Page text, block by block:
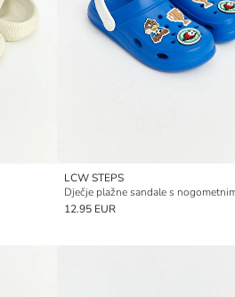
LCW STEPS
12.95 EUR